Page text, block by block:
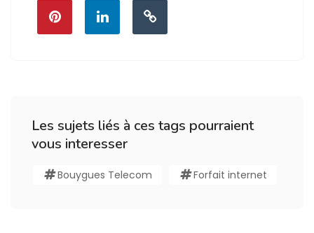
Les sujets liés à ces tags pourraient
vous interesser
Bouygues Telecom Forfait internet